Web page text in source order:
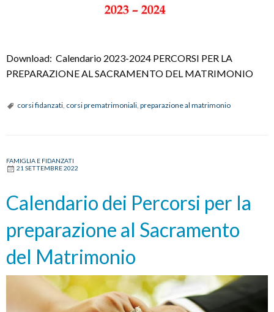
Download: Calendario 2023-2024 PERCORSI PER LA
PREPARAZIONE AL SACRAMENTO DEL MATRIMONIO
corsi fidanzati, corsi prematrimoniali, preparazione al matrimonio
FAMIGLIA E FIDANZATI
21 SETTEMBRE 2022
Calendario dei Percorsi per la
preparazione al Sacramento
del Matrimonio